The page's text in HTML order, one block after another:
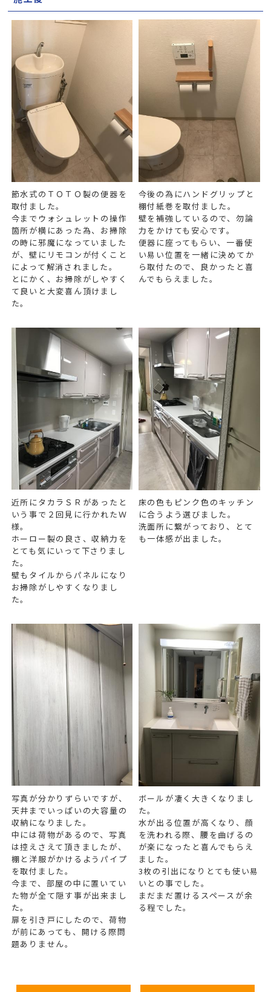
節水式のＴＯＴＯ製の便器を
取付ました。
今までウォシュレットの操作
箇所が横にあった為、お掃除
の時に邪魔になっていました
が、壁にリモコンが付くこと
によって解消されました。
とにかく、お掃除がしやすく
て良いと大変喜ん頂けまし
た。
今後の為にハンドグリップと
棚付紙巻を取付ました。
壁を補強しているので、勿論
力をかけても安心です。
便器に座ってもらい、一番使
い易い位置を一緒に決めてか
ら取付たので、良かったと喜
んでもらえました。
近所にタカラＳＲがあったと
いう事で２回見に行かれたＷ
様。
ホーロー製の良さ、収納力を
とても気にいって下さりまし
た。
壁もタイルからパネルになり
お掃除がしやすくなりまし
た。
床の色もピンク色のキッチン
に合うよう選びました。
洗面所に繋がっており、とて
も一体感が出ました。
写真が分かりずらいですが、
天井までいっぱいの大容量の
収納になりました。
中には荷物があるので、写真
は控えさえて頂きましたが、
棚と洋服がかけるようパイプ
を取付ました。
今まで、部屋の中に置いてい
た物が全て隠す事が出来まし
た。
扉を引き戸にしたので、荷物
が前にあっても、開ける際問
題ありません。
ボールが凄く大きくなりまし
た。
水が出る位置が高くなり、顔
を洗われる際、腰を曲げるの
が楽になったと喜んでもらえ
ました。
3枚の引出になりとても使い易
いとの事でした。
まだまだ置けるスペースが余
る程でした。